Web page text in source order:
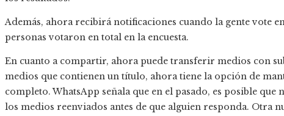
Además, ahora recibirá notificaciones cuando la gente vote
personas votaron en total en la encuesta.
En cuanto a compartir, ahora puede transferir medios con
medios que contienen un título, ahora tiene la opción de
completo. WhatsApp señala que en el pasado, es posible
los medios reenviados antes de que alguien responda. Otra